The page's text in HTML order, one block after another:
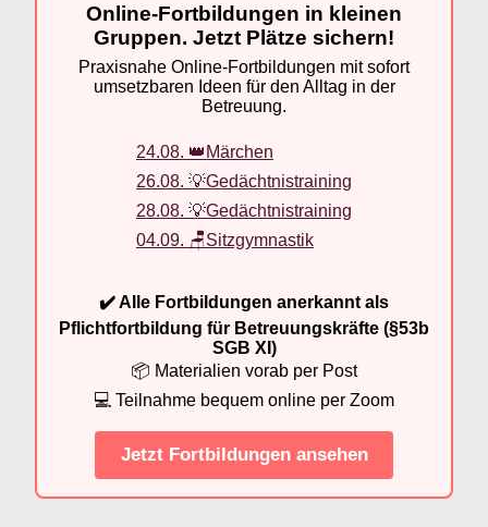
Online-Fortbildungen in kleinen
Gruppen. Jetzt Plätze sichern!
Praxisnahe Online-Fortbildungen mit sofort
umsetzbaren Ideen für den Alltag in der
Betreuung.
24.08. 👑Märchen
26.08. 💡Gedächtnistraining
28.08. 💡Gedächtnistraining
04.09. 🪑Sitzgymnastik
✔️ Alle Fortbildungen anerkannt als
Pflichtfortbildung für Betreuungskräfte (§53b
SGB XI)
📦 Materialien vorab per Post
💻 Teilnahme bequem online per Zoom
Jetzt Fortbildungen ansehen